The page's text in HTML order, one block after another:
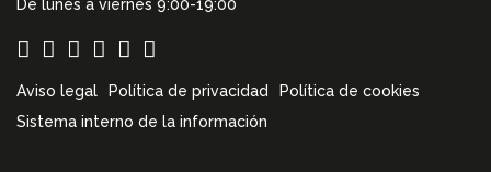
De lunes a viernes 9:00-19:00
Aviso legal Política de privacidad
Política de cookies
Sistema interno de la información